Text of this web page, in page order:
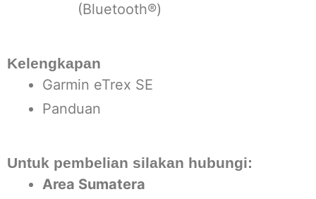
(Bluetooth®)
Kelengkapan
Garmin eTrex SE
Panduan
Untuk pembelian silakan hubungi:
Area Sumatera